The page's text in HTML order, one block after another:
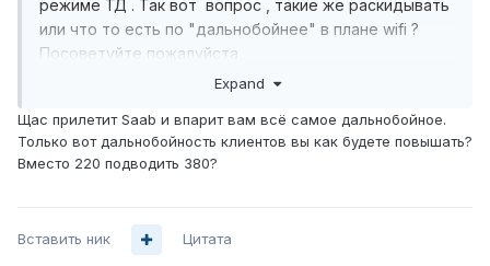
режиме ТД . Так вот вопрос , такие же раскидывать
или что то есть по "дальнобойнее" в плане wifi ?
Посоветуйте пожалуйста .
Expand
Щас прилетит Saab и впарит вам всё самое дальнобойное.
Только вот дальнобойность клиентов вы как будете повышать?
Вместо 220 подводить 380?
Вставить ник Цитата